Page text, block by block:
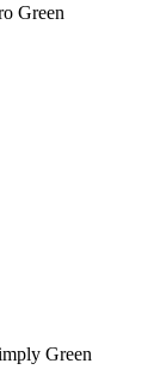
Green
Green